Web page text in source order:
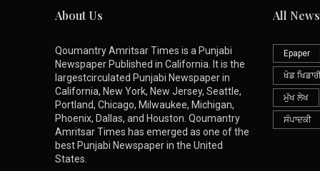
About Us
Qoumantry Amritsar Times is a Punjabi
Newspaper Published in California. It is the
largestcirculated Punjabi Newspaper in
California, New York, New Jersey, Seattle,
Portland, Chicago, Milwaukee, Michigan,
Phoenix, Dallas, and Houston. Qoumantry
Amritsar Times has emerged as one of the
best Punjabi Newspaper in the United
States.
All News
Epaper
ਖੇਡ
ਮੁੱਖ ਲੇਖ
ਸੰਪਾਦਕੀ